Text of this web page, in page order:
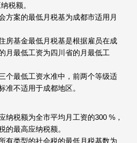
税额。
方案的最低月税基为成都市适用月
房基金最低月税基是根据雇员在成
月最低工资为四川省的月最低工
个最低工资水准中，前两个等级适
准不适用于成都地区。
纳税额为全市平均月工资的300 %，
的最高应纳税额。
有类型的社会税的最低月税基数为